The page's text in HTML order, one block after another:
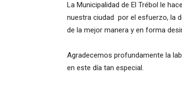
La Municipalidad de El Trébol le
nuestra ciudad por el esfuerzo, la
de la mejor manera y en forma
Agradecemos profundamente la
en este día tan especial.